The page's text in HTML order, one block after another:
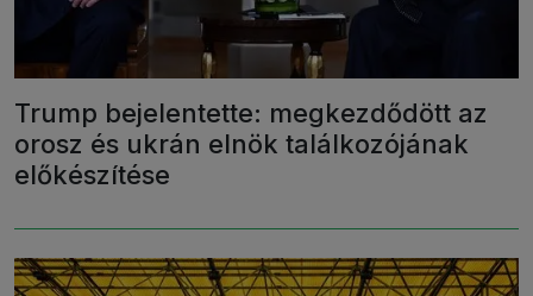
Trump bejelentette: megkezdődött az
orosz és ukrán elnök találkozójának
előkészítése